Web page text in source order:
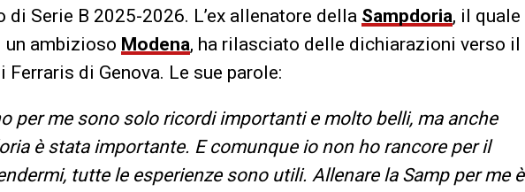
Serie B 2025-2026. L’ex allenatore della Sampdoria, il quale
un ambizioso Modena, ha rilasciato delle dichiarazioni verso il
di Genova. Le sue parole:
per me sono solo ricordi importanti e molto belli, ma anche
è stata importante. E comunque io non ho rancore per il
tutte le esperienze sono utili. Allenare la Samp per me è